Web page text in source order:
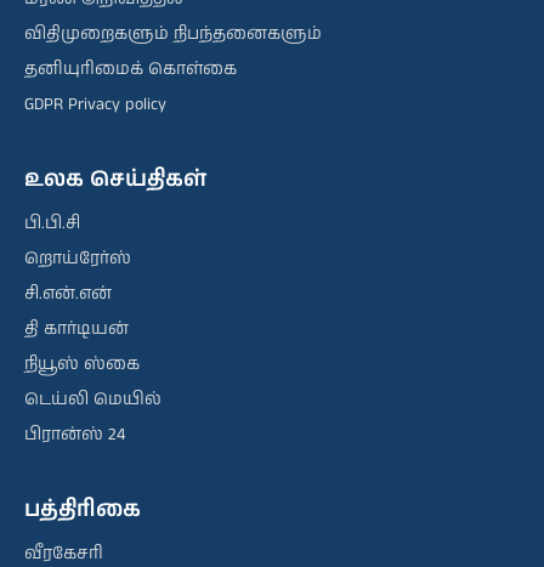
விதிமுறைகளும் நிபந்தனைகளும்
தனியுரிமைக் கொள்கை
GDPR Privacy policy
உலக செய்திகள்
பி.பி.சி
றொய்ரேர்ஸ்
சி.என்.என்
தி கார்டியன்
நியூஸ் ஸ்கை
டெய்லி மெயில்
பிரான்ஸ் 24
பத்திரிகை
வீரகேசரி